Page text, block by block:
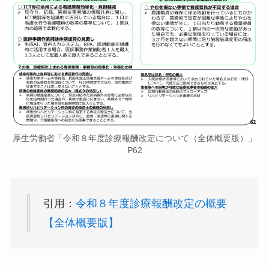
厚生労働省「令和８年度診療報酬改定について（全体概要版）」
P62
引用： 令和８年度診療報酬改定の概要
【全体概要版】